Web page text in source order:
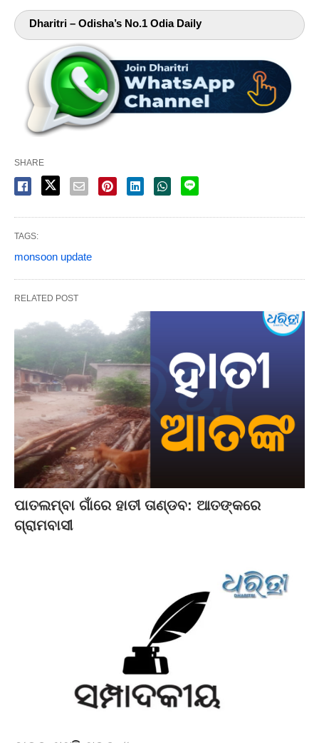
Dharitri – Odisha’s No.1 Odia Daily
SHARE
TAGS:
monsoon update
RELATED POST
ପାତଲମ୍ବା ଗାଁରେ ହାତୀ ତାଣ୍ଡବ: ଆତଙ୍କରେ
ଗ୍ରାମବାସୀ